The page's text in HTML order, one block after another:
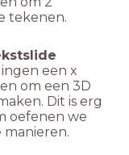
tekenen.
een x
om een 3D
Dit is erg
oefenen we
manieren.